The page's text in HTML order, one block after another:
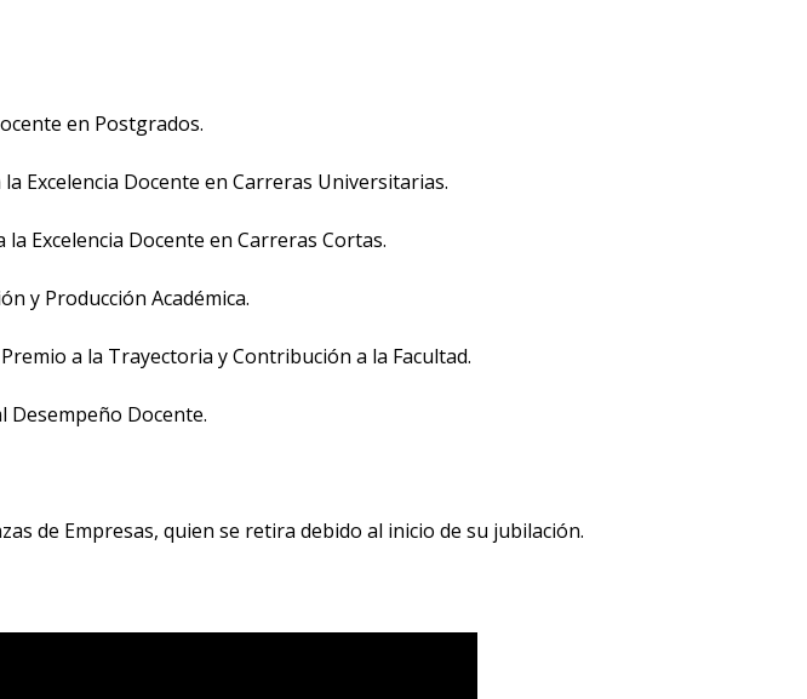
en Postgrados.
Excelencia Docente en Carreras Universitarias.
Excelencia Docente en Carreras Cortas.
y Producción Académica.
a la Trayectoria y Contribución a la Facultad.
Desempeño Docente.
de Empresas, quien se retira debido al inicio de su jubilación.